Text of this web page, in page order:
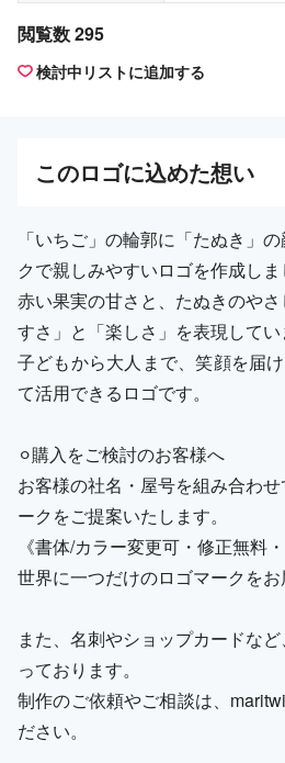
閲覧数 295
検討中リストに追加する
このロゴに込めた想い
「いちご」の輪郭に「たぬき」
クで親しみやすいロゴを作成しま
赤い果実の甘さと、たぬきのや
すさ」と「楽しさ」を表現してい
子どもから大人まで、笑顔を届
て活用できるロゴです。
⚪︎購入をご検討のお客様へ
お客様の社名・屋号を組み合わ
ークをご提案いたします。
《書体/カラー変更可・修正無料
世界に一つだけのロゴマークをお
また、名刺やショップカードな
っております。
制作のご依頼やご相談は、
ださい。